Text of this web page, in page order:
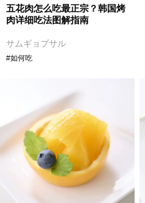
五花肉怎么吃最正宗？韩国烤
肉详细吃法图解指南
サムギョプサル
#如何吃